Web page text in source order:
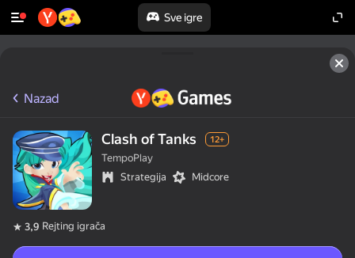
Sve igre
Nazad
Clash of Tanks 12+
TempoPlay
Strategija
Midcore
3,9 Rejting igrača